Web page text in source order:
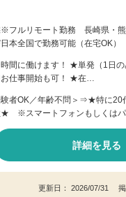
※フルリモート勤務 長崎県・熊
本全国で勤務可能（在宅OK）
間に働けます！ ★単発（1日
お仕事開始も可！ ★在…
験者OK／年齢不問＞⇒★特に20
★ ※スマートフォンもしくはパ
詳細を見る
更新日： 2026/07/31 掲